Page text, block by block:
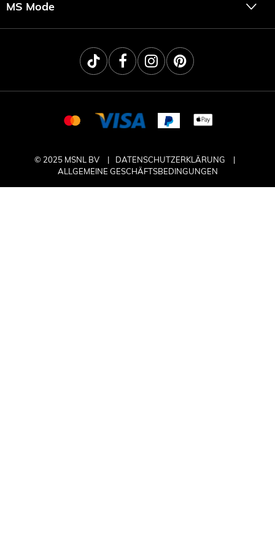
MS Mode
© 2025 MSNL BV
DATENSCHUTZERKLÄRUNG
ALLGEMEINE GESCHÄFTSBEDINGUNGEN